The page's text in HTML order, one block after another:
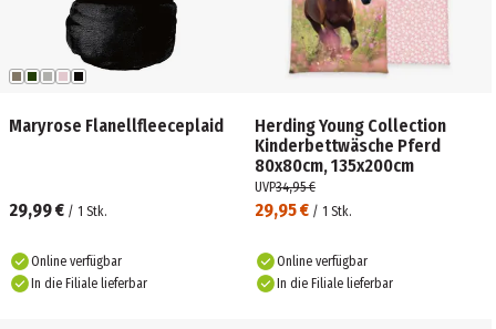
Maryrose Flanellfleeceplaid
29,99 € / 1 Stk.
Online verfügbar
In die Filiale lieferbar
Herding Young Collection
Kinderbettwäsche Pferd
80x80cm, 135x200cm
29,95 € / 1 Stk.
UVP34,95 €
Online verfügbar
In die Filiale lieferbar